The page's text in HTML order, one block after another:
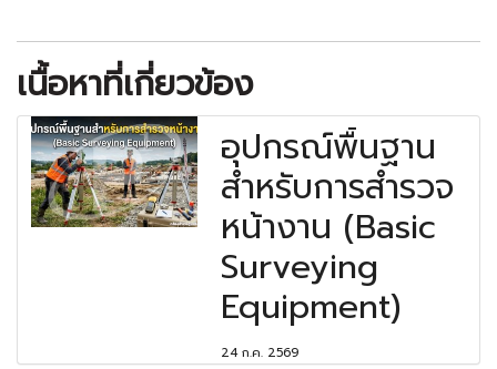
เนื้อหาที่เกี่ยวข้อง
อุปกรณ์พื้นฐาน
สำหรับการสำรวจ
หน้างาน (Basic
Surveying
Equipment)
24 ก.ค. 2569